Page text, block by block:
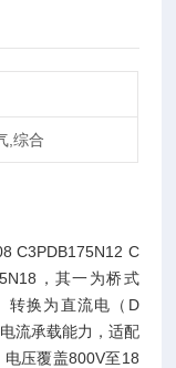
,综合
C3PDB175N12 C
，其一为桥式
转换为直流电（D
流承载能力，适配
压覆盖800V至18